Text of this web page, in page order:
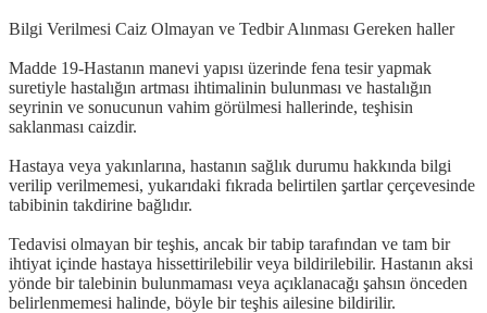
Bilgi Verilmesi Caiz Olmayan ve Tedbir Alınması Gereken haller
Madde 19-Hastanın manevi yapısı üzerinde fena tesir yapmak
suretiyle hastalığın artması ihtimalinin bulunması ve hastalığın
seyrinin ve sonucunun vahim görülmesi hallerinde, teşhisin
saklanması caizdir.
Hastaya veya yakınlarına, hastanın sağlık durumu hakkında bilgi
verilip verilmemesi, yukarıdaki fıkrada belirtilen şartlar çerçevesinde
tabibinin takdirine bağlıdır.
Tedavisi olmayan bir teşhis, ancak bir tabip tarafından ve tam bir
ihtiyat içinde hastaya hissettirilebilir veya bildirilebilir. Hastanın aksi
yönde bir talebinin bulunmaması veya açıklanacağı şahsın önceden
belirlenmemesi halinde, böyle bir teşhis ailesine bildirilir.